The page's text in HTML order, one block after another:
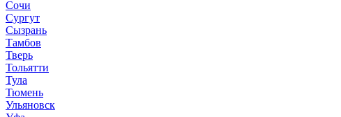
Сочи
Сургут
Сызрань
Тамбов
Тверь
Тольятти
Тула
Тюмень
Ульяновск